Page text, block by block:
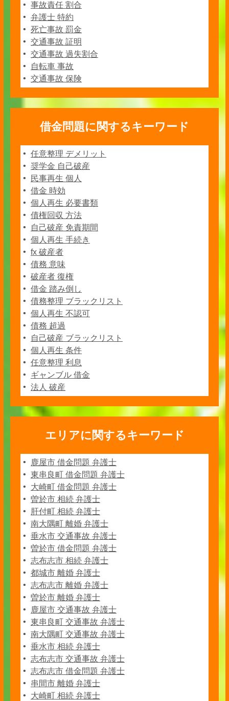
事故責任 割合
弁護士 特約
死亡事故 罰金
交通事故 証明
交通事故 過失割合
自転車 事故
交通事故 保険
借金問題に関するキーワード
任意整理 デメリット
奨学金 自己破産
民事再生 個人
借金 時効
個人再生 必要書類
債権回収 方法
自己破産 免責期間
個人再生 手続き
fx 破産者
債務 意味
破産者 復権
借金 踏み倒し
債務整理 ブラックリスト
個人再生 不認可
債務 超過
自己破産 ブラックリスト
個人再生 条件
任意整理 利息
ギャンブル 借金
法人 破産
エリアに関するキーワード
鹿屋市 借金問題 弁護士
東串良町 借金問題 弁護士
大崎町 借金問題 弁護士
曽於市 相続 弁護士
肝付町 相続 弁護士
南大隅町 離婚 弁護士
垂水市 交通事故 弁護士
曽於市 借金問題 弁護士
志布志市 相続 弁護士
都城市 離婚 弁護士
志布志市 離婚 弁護士
曽於市 離婚 弁護士
鹿屋市 交通事故 弁護士
東串良町 交通事故 弁護士
南大隅町 交通事故 弁護士
垂水市 相続 弁護士
志布志市 交通事故 弁護士
志布志市 借金問題 弁護士
串間市 離婚 弁護士
大崎町 相続 弁護士